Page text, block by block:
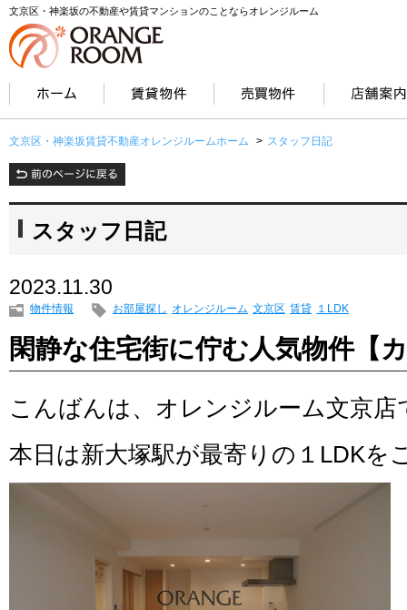
文京区・神楽坂の不動産や賃貸マンションのことならオレンジルーム
文京区・神楽坂賃貸不動産オレンジルームホーム > スタッフ日記
スタッフ日記
2023.11.30
物件情報 お部屋探し オレンジルーム 文京区 賃貸 １LDK
閑静な住宅街に佇む人気物件【
こんばんは、オレンジルーム文京店
本日は新大塚駅が最寄りの１LDKを